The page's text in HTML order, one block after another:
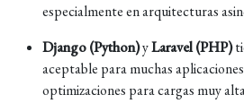
especialmente en arquitecturas
Django (Python)yLaravel (PHP)
aceptable para muchas
optimizaciones para cargas muy